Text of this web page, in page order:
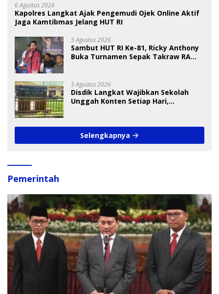
6 Agustus 2026
Kapolres Langkat Ajak Pengemudi Ojek Online Aktif
Jaga Kamtibmas Jelang HUT RI
5 Agustus 2026
Sambut HUT RI Ke-81, Ricky Anthony
Buka Turnamen Sepak Takraw RA
5 Agustus 2026
Disdik Langkat Wajibkan Sekolah
Unggah Konten Setiap Hari,
Selengkapnya
Pemerintah